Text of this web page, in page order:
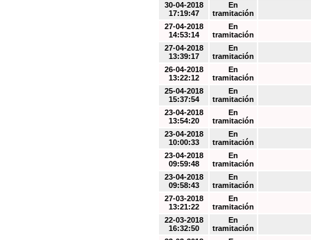
30-04-2018
17:19:47
En
tramitación
27-04-2018
14:53:14
En
tramitación
27-04-2018
13:39:17
En
tramitación
26-04-2018
13:22:12
En
tramitación
25-04-2018
15:37:54
En
tramitación
23-04-2018
13:54:20
En
tramitación
23-04-2018
10:00:33
En
tramitación
23-04-2018
09:59:48
En
tramitación
23-04-2018
09:58:43
En
tramitación
27-03-2018
13:21:22
En
tramitación
22-03-2018
16:32:50
En
tramitación